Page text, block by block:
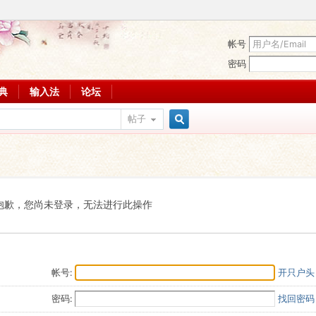
帐号
密码
输入法 论坛
帖子
歉，您尚未登录，无法进行此操作
帐号: 开只户头
密码: 找回密码